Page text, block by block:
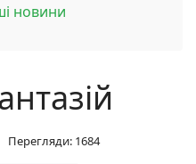
новини
Перегляди: 1684